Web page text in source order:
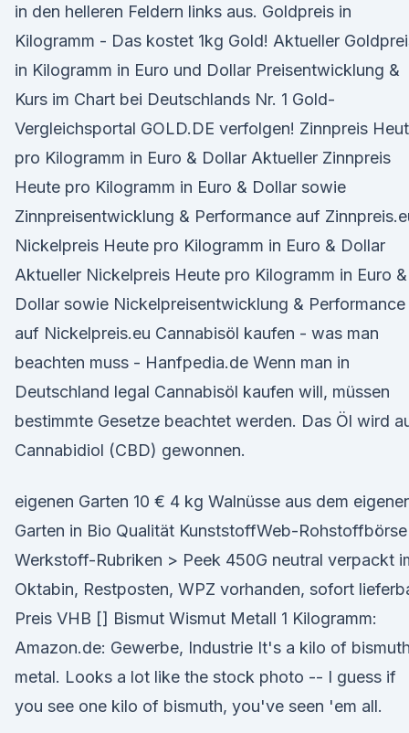
in den helleren Feldern links aus. Goldpreis in
Kilogramm - Das kostet 1kg Gold! Aktueller
in Kilogramm in Euro und Dollar Preisentwicklung &
Kurs im Chart bei Deutschlands Nr. 1 Gold-
Vergleichsportal GOLD.DE verfolgen! Zinnpreis
pro Kilogramm in Euro & Dollar Aktueller Zinnpreis
Heute pro Kilogramm in Euro & Dollar sowie
Zinnpreisentwicklung & Performance auf
Nickelpreis Heute pro Kilogramm in Euro & Dollar
Aktueller Nickelpreis Heute pro Kilogramm in Euro &
Dollar sowie Nickelpreisentwicklung & Performance
auf Nickelpreis.eu Cannabisöl kaufen - was man
beachten muss - Hanfpedia.de Wenn man in
Deutschland legal Cannabisöl kaufen will, müssen
bestimmte Gesetze beachtet werden. Das Öl wird
Cannabidiol (CBD) gewonnen.
eigenen Garten 10 € 4 kg Walnüsse aus dem
Garten in Bio Qualität KunststoffWeb-
Werkstoff-Rubriken > Peek 450G neutral verpackt
Oktabin, Restposten, WPZ vorhanden, sofort
Preis VHB [] Bismut Wismut Metall 1 Kilogramm:
Amazon.de: Gewerbe, Industrie It's a kilo of bismuth
metal. Looks a lot like the stock photo -- I guess if
you see one kilo of bismuth, you've seen 'em all.